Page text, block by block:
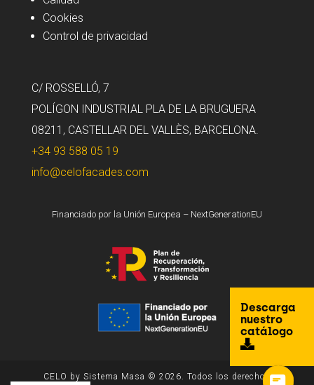
Cookies
Control de privacidad
C/ ROSSELLÓ, 7
POLÍGON INDUSTRIAL PLA DE LA BRUGUERA
08211, CASTELLAR DEL VALLÈS, BARCELONA.
+34 93 588 05 19
info@celofacades.com
Descarga
nuestro
catálogo
Financiado por la Unión Europea – NextGenerationEU
CELO by Sistema Masa © 2026. Todos los derechos